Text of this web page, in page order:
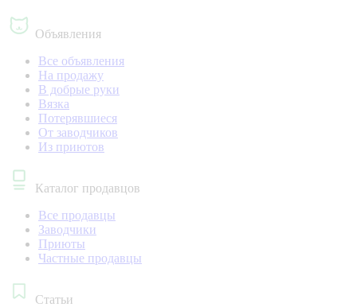
Объявления
Все объявления
На продажу
В добрые руки
Вязка
Потерявшиеся
От заводчиков
Из приютов
Каталог продавцов
Все продавцы
Заводчики
Приюты
Частные продавцы
Статьи